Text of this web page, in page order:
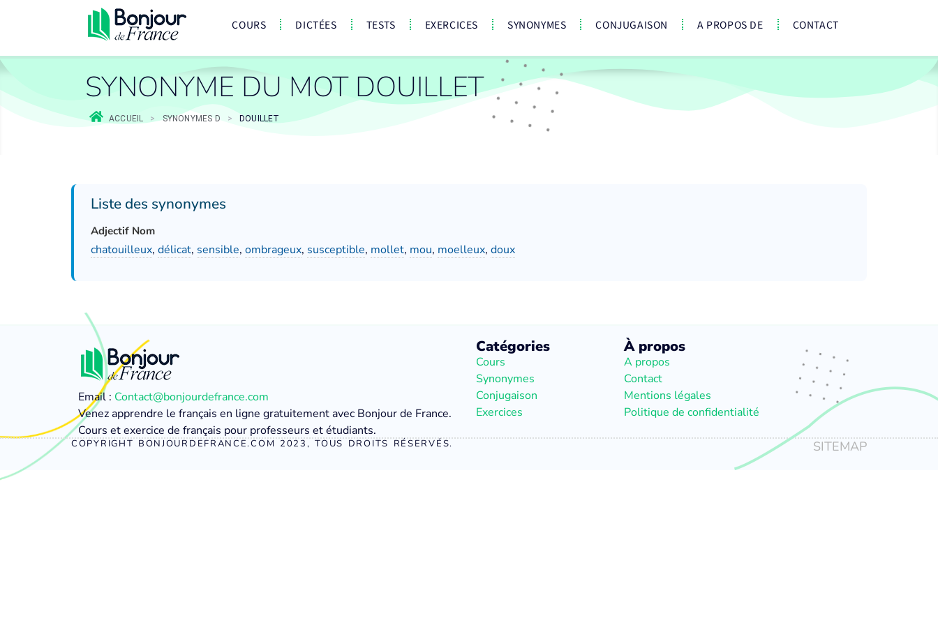
COURS DICTÉES TESTS EXERCICES SYNONYMES CONJUGAISON A PROPOS DE CONTACT
SYNONYME DU MOT DOUILLET
ACCUEIL > SYNONYMES D > DOUILLET
Liste des synonymes
Adjectif Nom
chatouilleux, délicat, sensible, ombrageux, susceptible, mollet, mou, moelleux, doux
Email : Contact@bonjourdefrance.com
Venez apprendre le français en ligne gratuitement avec Bonjour de France.
Cours et exercice de français pour professeurs et étudiants.
Catégories
Cours
Synonymes
Conjugaison
Exercices
À propos
A propos
Contact
Mentions légales
Politique de confidentialité
COPYRIGHT BONJOURDEFRANCE.COM 2023, TOUS DROITS RÉSERVÉS. SITEMAP